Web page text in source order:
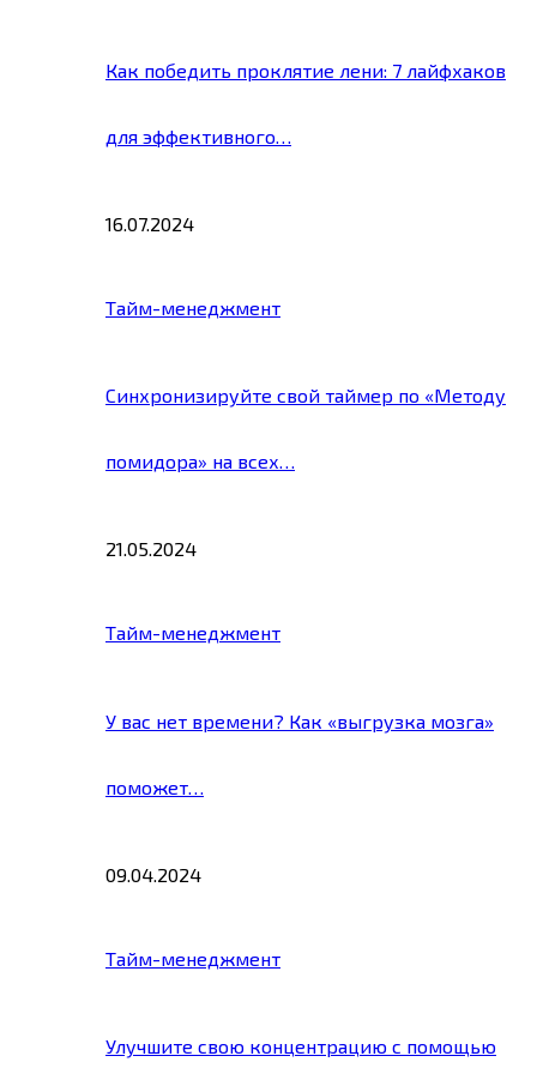
Как победить проклятие лени: 7 лайфхаков
для эффективного…
16.07.2024
Тайм-менеджмент
Синхронизируйте свой таймер по «Методу
помидора» на всех…
21.05.2024
Тайм-менеджмент
У вас нет времени? Как «выгрузка мозга»
поможет…
09.04.2024
Тайм-менеджмент
Улучшите свою концентрацию с помощью